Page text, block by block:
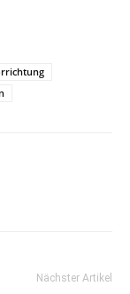
Nächster Artikel